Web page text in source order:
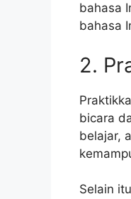
bahasa
bahasa
2.
bicara
belajar,
Selain